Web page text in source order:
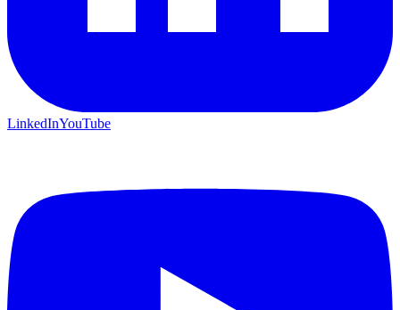
LinkedInYouTube